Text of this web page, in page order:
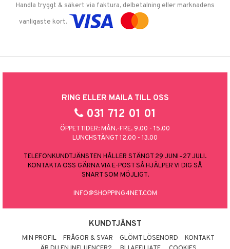
Handla tryggt & säkert via faktura, delbetalning eller marknadens
vanligaste kort.
RING ELLER MAILA TILL OSS
031 712 01 01
ÖPPETTIDER: MÅN.-FRE. 9.00 - 15.00
LUNCHSTÄNGT 12.00 - 13.00
TELEFONKUNDTJÄNSTEN HÅLLER STÄNGT 29 JUNI–27 JULI.
KONTAKTA OSS GÄRNA VIA E-POST SÅ HJÄLPER VI DIG SÅ
SNART SOM MÖJLIGT.
INFO@SHOPPING4NET.COM
KUNDTJÄNST
MIN PROFIL FRÅGOR & SVAR GLÖMT LÖSENORD
KONTAKT